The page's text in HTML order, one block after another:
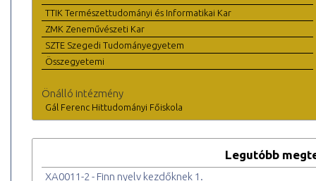
TTIK Természettudományi és Informatikai Kar
ZMK Zeneművészeti Kar
SZTE Szegedi Tudományegyetem
Összegyetemi
Önálló intézmény
Gál Ferenc Hittudományi Főiskola
Legutóbb
XA0011-2 - Finn nyelv kezdőknek 1.